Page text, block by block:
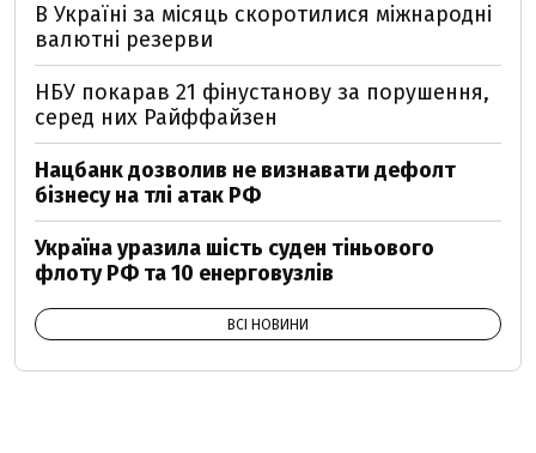
В Україні за місяць скоротилися міжнародні
валютні резерви
НБУ покарав 21 фінустанову за порушення,
серед них Райффайзен
Нацбанк дозволив не визнавати дефолт
бізнесу на тлі атак РФ
Україна уразила шість суден тіньового
флоту РФ та 10 енерговузлів
ВСІ НОВИНИ